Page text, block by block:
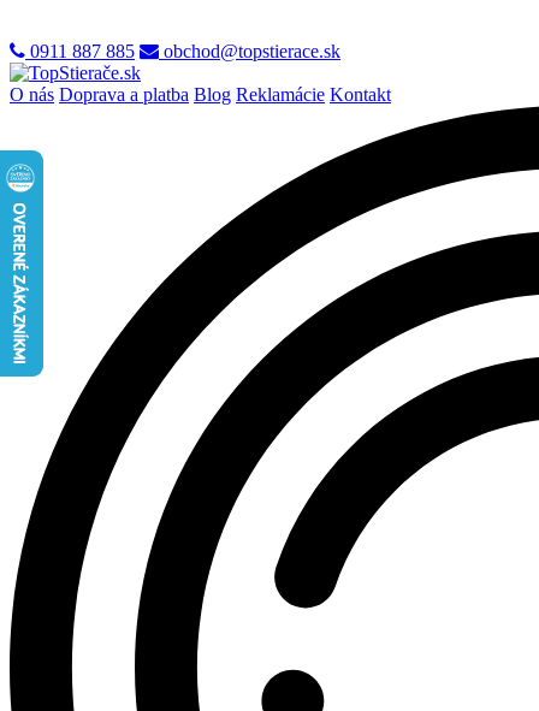
0911 887 885 obchod@topstierace.sk
O nás Doprava a platba Blog Reklamácie Kontakt